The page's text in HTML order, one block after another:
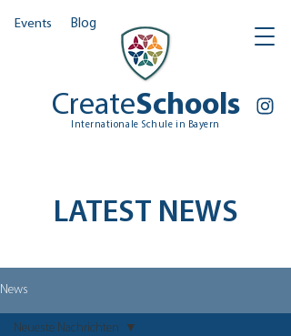
Events Blog
CreateSchools
Internationale Schule in Bayern
LATEST NEWS
News
Neueste Nachrichten